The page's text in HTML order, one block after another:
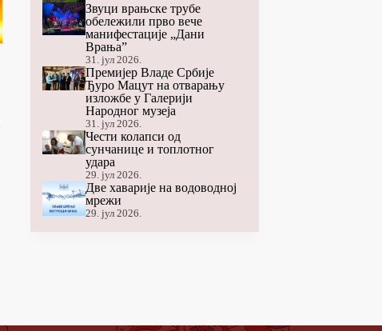
Звуци врањске трубе
обележили прво вече
манифестације „Дани
Врања”
31. јул 2026.
Премијер Владе Србије
Ђуро Мацут на отварању
изложбе у Галерији
Народног музеја
31. јул 2026.
Чести колапси од
сунчанице и топлотног
удара
29. јул 2026.
Две хаварије на водоводној
мрежи
29. јул 2026.